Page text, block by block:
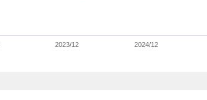
2023/12 2024/12